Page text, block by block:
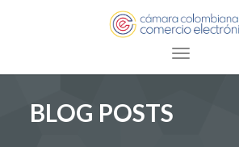
Toggle
BLOG POSTS